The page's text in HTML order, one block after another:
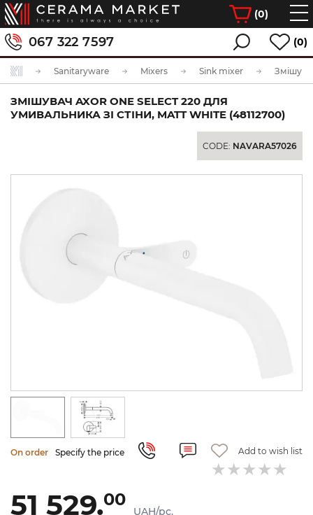
(0)
067 322 7597 (0)
Sanitaryware Mixers Sink mixer
ЗМІШУВАЧ AXOR ONE SELECT 220 ДЛЯ
УМИВАЛЬНИКА ЗІ СТІНИ, MATT WHITE (48112700)
CODE: NAVARA57026
On order Specify the price Add to wish list
51 529.00
UAH/pc.